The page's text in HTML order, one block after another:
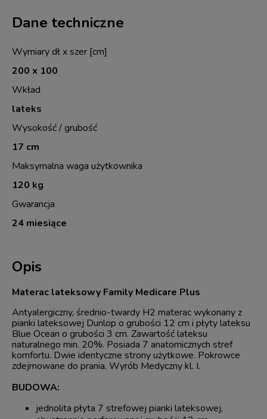
Opis
Materac lateksowy Family Medicare Plus
Antyalergiczny, średnio-twardy H2 materac wykonany z
pianki lateksowej Dunlop o grubości 12 cm i płyty lateksu
Blue Ocean o grubości 3 cm. Zawartość lateksu
naturalnego min. 20%. Posiada 7 anatomicznych stref
komfortu. Dwie identyczne strony użytkowe. Pokrowce
zdejmowane do prania. Wyrób Medyczny kl. I.
BUDOWA:
jednolita płyta 7 strefowej pianki lateksowej,
Dane techniczne
Wymiary dł x szer [cm]
200 x 100
Wkład
lateks
Wysokość / grubość
17 cm
Maksymalna waga użytkownika
120 kg
Gwarancja
24 miesiące